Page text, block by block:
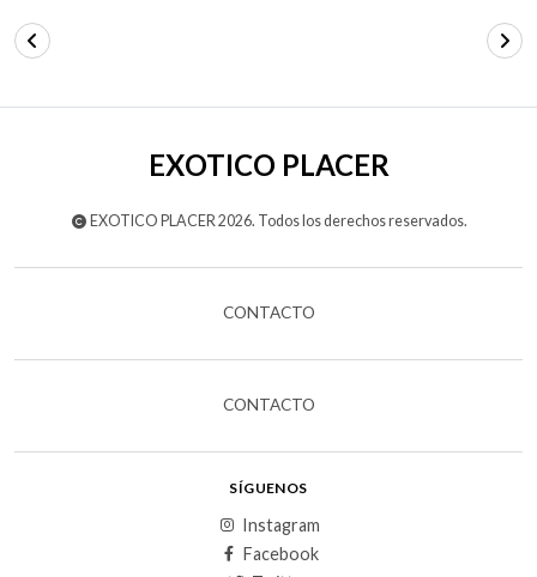
EXOTICO PLACER
EXOTICO PLACER 2026. Todos los derechos reservados.
CONTACTO
CONTACTO
SÍGUENOS
Instagram
Facebook